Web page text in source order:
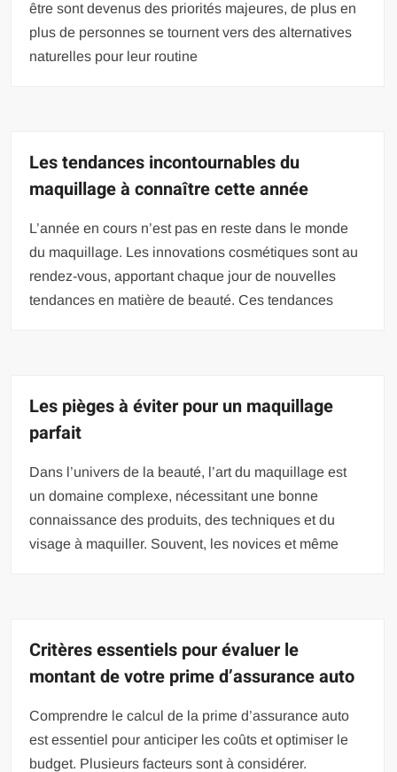
être sont devenus des priorités majeures, de plus en
plus de personnes se tournent vers des alternatives
naturelles pour leur routine
Les tendances incontournables du
maquillage à connaître cette année
L’année en cours n’est pas en reste dans le monde
du maquillage. Les innovations cosmétiques sont au
rendez-vous, apportant chaque jour de nouvelles
tendances en matière de beauté. Ces tendances
Les pièges à éviter pour un maquillage
parfait
Dans l’univers de la beauté, l’art du maquillage est
un domaine complexe, nécessitant une bonne
connaissance des produits, des techniques et du
visage à maquiller. Souvent, les novices et même
Critères essentiels pour évaluer le
montant de votre prime d’assurance auto
Comprendre le calcul de la prime d’assurance auto
est essentiel pour anticiper les coûts et optimiser le
budget. Plusieurs facteurs sont à considérer.